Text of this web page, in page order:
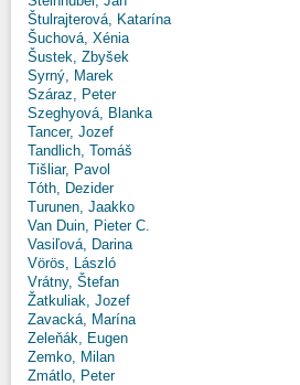
Štulrajterová, Katarína
Šuchová, Xénia
Šustek, Zbyšek
Syrný, Marek
Száraz, Peter
Szeghyová, Blanka
Tancer, Jozef
Tandlich, Tomáš
Tišliar, Pavol
Tóth, Dezider
Turunen, Jaakko
Van Duin, Pieter C.
Vasiľová, Darina
Vörös, László
Vrátny, Štefan
Žatkuliak, Jozef
Zavacká, Marína
Zeleňák, Eugen
Zemko, Milan
Zmátlo, Peter